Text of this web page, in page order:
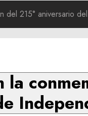
del 215° aniversario